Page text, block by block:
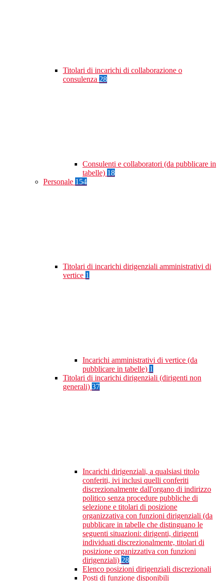
Titolari di incarichi di collaborazione o
consulenza 28
Consulenti e collaboratori (da pubblicare in
tabelle) 18
Personale 154
Titolari di incarichi dirigenziali amministrativi di
vertice 1
Incarichi amministrativi di vertice (da
pubblicare in tabelle) 1
Titolari di incarichi dirigenziali (dirigenti non
generali) 37
Incarichi dirigenziali, a qualsiasi titolo
conferiti, ivi inclusi quelli conferiti
discrezionalmente dall'organo di indirizzo
politico senza procedure pubbliche di
selezione e titolari di posizione
organizzativa con funzioni dirigenziali (da
pubblicare in tabelle che distinguano le
seguenti situazioni: dirigenti, dirigenti
individuati discrezionalmente, titolari di
posizione organizzativa con funzioni
dirigenziali) 28
Elenco posizioni dirigenziali discrezionali
Posti di funzione disponibili